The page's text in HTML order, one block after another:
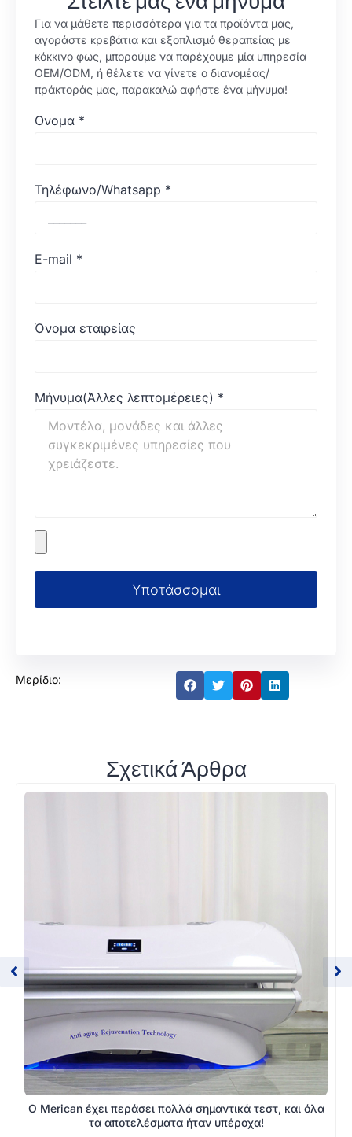
Για να μάθετε περισσότερα για τα προϊόντα μας,
αγοράστε κρεβάτια και εξοπλισμό θεραπείας με
κόκκινο φως, μπορούμε να παρέχουμε μία υπηρεσία
OEM/ODM, ή θέλετε να γίνετε ο διανομέας/
πράκτοράς μας, παρακαλώ αφήστε ένα μήνυμα!
Ονομα *
Τηλέφωνο/Whatsapp *
E-mail *
Όνομα εταιρείας
Μήνυμα(Άλλες λεπτομέρειες) *
Υποτάσσομαι
Μερίδιο:
Σχετικά Άρθρα
Ο Merican έχει περάσει πολλά σημαντικά τεστ, και όλα
τα αποτελέσματα ήταν υπέροχα!